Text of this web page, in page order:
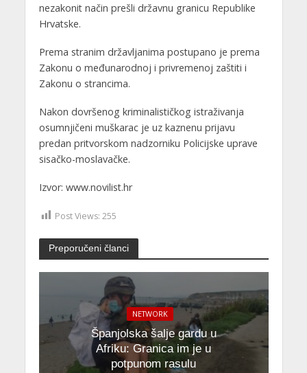
nezakonit način prešli državnu granicu Republike
Hrvatske.
Prema stranim državljanima postupano je prema
Zakonu o međunarodnoj i privremenoj zaštiti i
Zakonu o strancima.
Nakon dovršenog kriminalističkog istraživanja
osumnjičeni muškarac je uz kaznenu prijavu
predan pritvorskom nadzorniku Policijske uprave
sisačko-moslavačke.
Izvor: www.novilist.hr
Post Views: 255
Preporučeni članci
NETWORK
Španjolska šalje gardu u
Afriku: Granica im je u
potpunom rasulu